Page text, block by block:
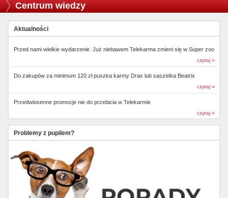
Centrum wiedzy
Aktualności
Przed nami wielkie wydarzenie. Już niebawem Telekarma zmieni się w Super zoo
czytaj »
Do zakupów za minimum 120 zł puszka karmy Drax lub saszetka Beatrix
czytaj »
Przedwiosenne promocje nie do przebicia w Telekarmie
czytaj »
Problemy z pupilem?